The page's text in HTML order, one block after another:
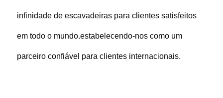
infinidade de escavadeiras para clientes satisfeitos
em todo o mundo.estabelecendo-nos como um
parceiro confiável para clientes internacionais.